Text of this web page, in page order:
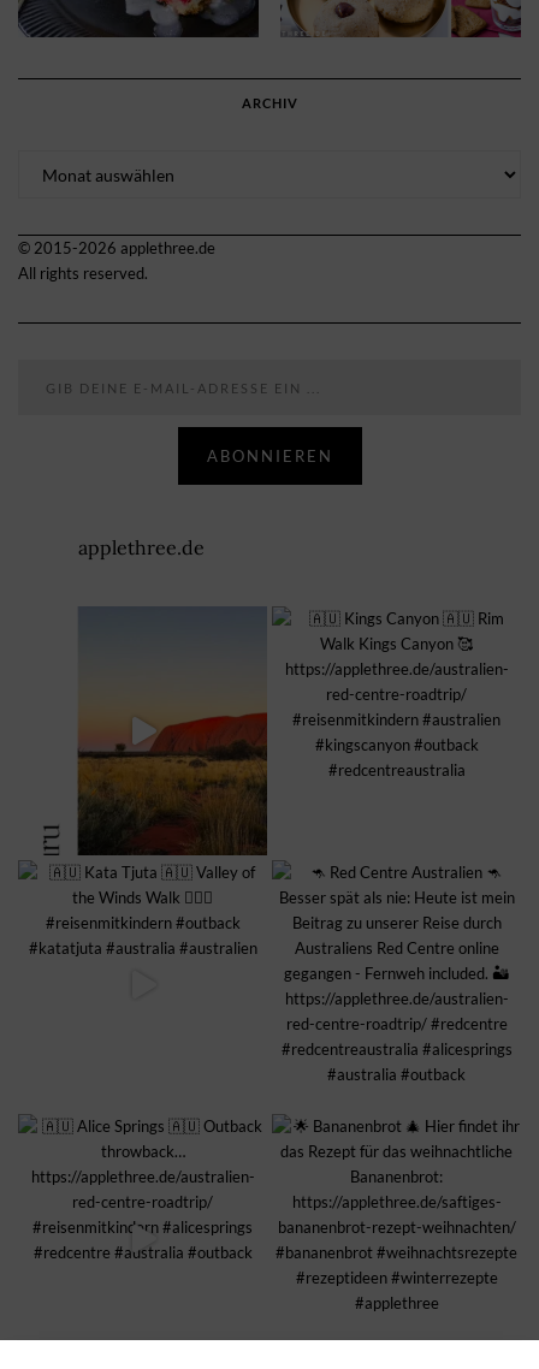
ARCHIV
© 2015-2026 applethree.de
All rights reserved.
ABONNIEREN
applethree.de